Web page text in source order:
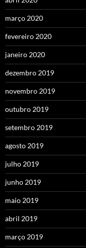
março 2020
fevereiro 2020
janeiro 2020
dezembro 2019
novembro 2019
outubro 2019
setembro 2019
agosto 2019
julho 2019
junho 2019
maio 2019
abril 2019
março 2019